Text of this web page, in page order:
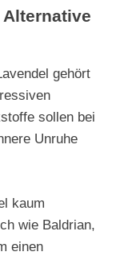
gehört
sollen bei
Unruhe
kaum
wie Baldrian,
einen